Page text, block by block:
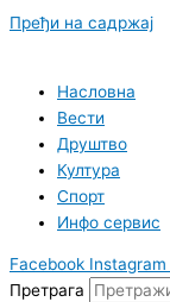
Пређи на садржај
Насловна
Вести
Друштво
Култура
Спорт
Инфо сервис
Facebook Instagram
Претрага